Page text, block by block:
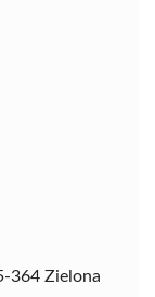
364 Zielona